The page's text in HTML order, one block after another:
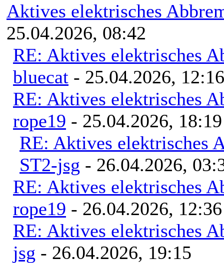
Aktives elektrisches
25.04.2026, 08:42
RE: Aktives elektrisches
bluecat - 25.04.2026, 12:16
RE: Aktives elektrisches
rope19 - 25.04.2026, 18:19
RE: Aktives elektrisches
ST2-jsg - 26.04.2026,
RE: Aktives elektrisches
rope19 - 26.04.2026, 12:36
RE: Aktives elektrisches
jsg - 26.04.2026, 19:15